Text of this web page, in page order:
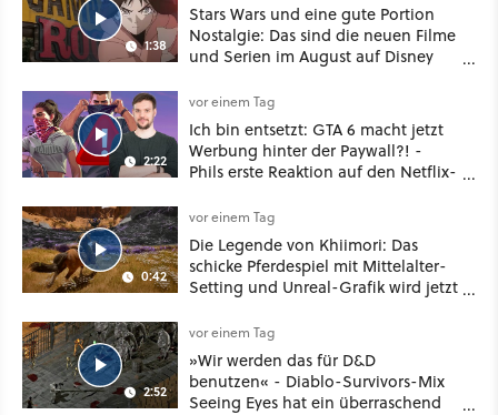
1:38
Stars Wars und eine gute Portion
Nostalgie: Das sind die neuen Filme
und Serien im August auf Disney
2:22
vor einem Tag
Ich bin entsetzt: GTA 6 macht jetzt
Werbung hinter der Paywall?! -
Phils erste Reaktion auf den Netflix-
0:42
vor einem Tag
Die Legende von Khiimori: Das
schicke Pferdespiel mit Mittelalter-
Setting und Unreal-Grafik wird jetzt
2:52
vor einem Tag
»Wir werden das für D&D
benutzen« - Diablo-Survivors-Mix
Seeing Eyes hat ein überraschend